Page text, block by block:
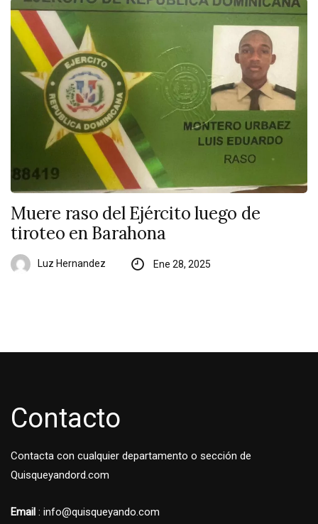
Muere raso del Ejército luego de
tiroteo en Barahona
Luz Hernandez Ene 28, 2025
Contacto
Contacta con cualquier departamento o sección de
Quisqueyandord.com
Email : info@quisqueyando.com